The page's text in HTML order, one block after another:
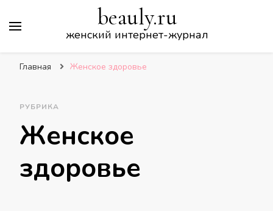
beauly.ru
женский интернет-журнал
Главная Женское здоровье
РУБРИКА
Женское
здоровье